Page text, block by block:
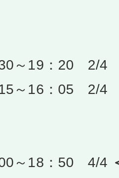
30～19：20 2/4
15～16：05 2/4
00～18：50 4/4